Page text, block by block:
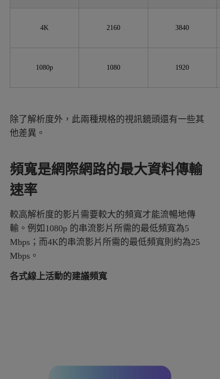
4K 2160 3840
1080p 1080 1920
除了解析度外，此兩種規格的視訊鏡頭還有一些其
他差異。
頻寬是網際網路的最大資料傳輸
速率
較高解析度的影片需要較大的頻寬才能流暢地傳
輸。例如1080p 的串流影片所需的最低頻寬為5
Mbps；而4K的串流影片所需的最低頻寬則約為25
Mbps。
各式線上活動的建議頻寬